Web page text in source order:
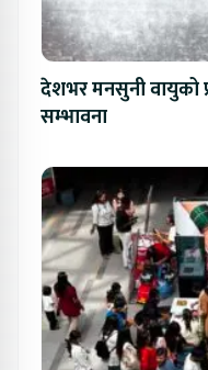
देशभर मनसुनी वायुको
सम्भावना